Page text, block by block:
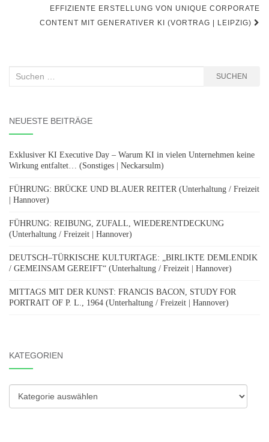
EFFIZIENTE ERSTELLUNG VON UNIQUE CORPORATE
CONTENT MIT GENERATIVER KI (VORTRAG | LEIPZIG)
Suchen
SUCHEN
NEUESTE BEITRÄGE
Exklusiver KI Executive Day – Warum KI in vielen Unternehmen keine
Wirkung entfaltet… (Sonstiges | Neckarsulm)
FÜHRUNG: BRÜCKE UND BLAUER REITER (Unterhaltung / Freizeit
| Hannover)
FÜHRUNG: REIBUNG, ZUFALL, WIEDERENTDECKUNG
(Unterhaltung / Freizeit | Hannover)
DEUTSCH–TÜRKISCHE KULTURTAGE: „BIRLIKTE DEMLENDIK
/ GEMEINSAM GEREIFT“ (Unterhaltung / Freizeit | Hannover)
MITTAGS MIT DER KUNST: FRANCIS BACON, STUDY FOR
PORTRAIT OF P. L., 1964 (Unterhaltung / Freizeit | Hannover)
KATEGORIEN
Kategorien